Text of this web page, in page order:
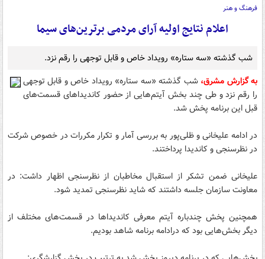
فرهنگ و هنر
اعلام نتایج اولیه آرای مردمی برترین‌های سیما
شب گذشته «سه ستاره» رویداد خاص و قابل توجهی را رقم نزد.
به گزارش مشرق، شب گذشته «سه ستاره» رویداد خاص و قابل توجهی
را رقم نزد و طی چند بخش آیتم‌هایی از حضور کاندیداهای قسمت‌های
قبل این برنامه پخش شد.
در ادامه علیخانی و ظلی‌پور به بررسی آمار و تکرار مکررات در خصوص شرکت
در نظرسنجی و کاندیدا پرداختند.
علیخانی ضمن تشکر از استقبال مخاطبان از نظرسنجی اظهار داشت: در
معاونت سازمان جلسه داشتند که شاید نظرسنجی تمدید شود.
همچنین پخش چندباره آیتم معرفی کاندیداها در قسمت‌های مختلف از
دیگر بخش‌هایی بود که درادامه برنامه شاهد بودیم.